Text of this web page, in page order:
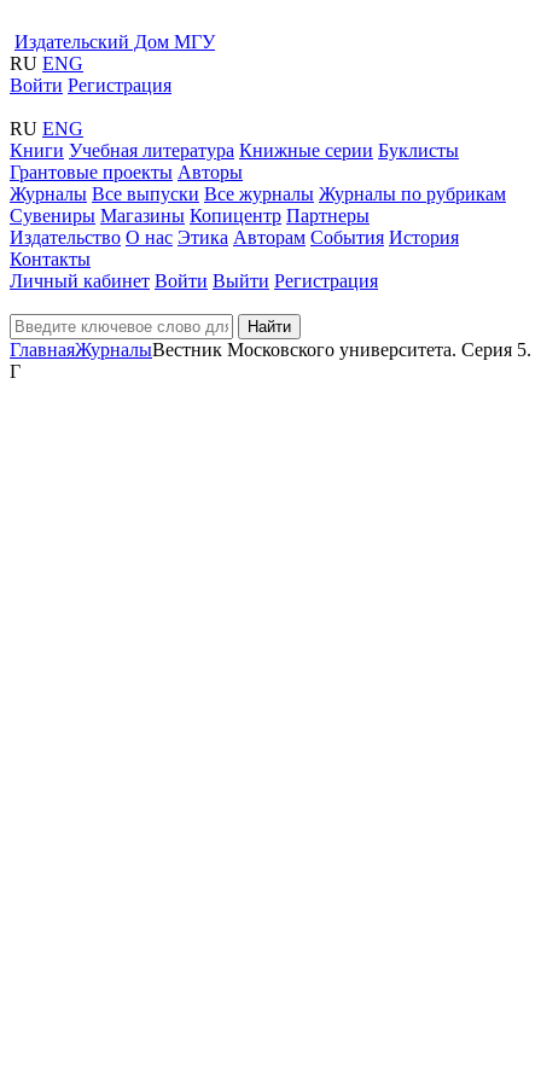
Издательский Дом МГУ
RU ENG
Войти Регистрация
RU ENG
Книги Учебная литература Книжные серии Буклисты
Грантовые проекты Авторы
Журналы Все выпуски Все журналы Журналы по рубрикам
Сувениры Магазины Копицентр Партнеры
Издательство О нас Этика Авторам События История
Контакты
Личный кабинет Войти Выйти Регистрация
Найти
ГлавнаяЖурналыВестник Московского университета. Серия 5.
Г